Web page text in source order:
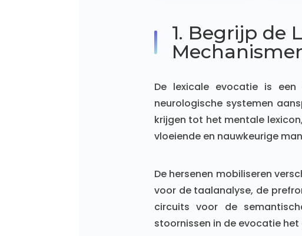
1. Begrijp de
De lexicale evocatie is een
neurologische systemen
krijgen tot het mentale
vloeiende en nauwkeurige
De hersenen mobiliseren
voor de taalanalyse, de
circuits voor de
stoornissen in de evocatie